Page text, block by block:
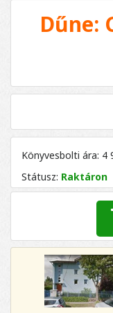
Dűne:
Könyvesbolti ára: 4
Státusz: Raktáron